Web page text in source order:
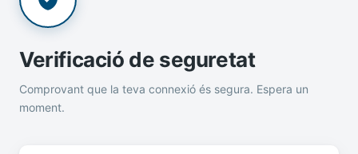
Verificació de seguretat
Comprovant que la teva connexió és segura. Espera un
moment.